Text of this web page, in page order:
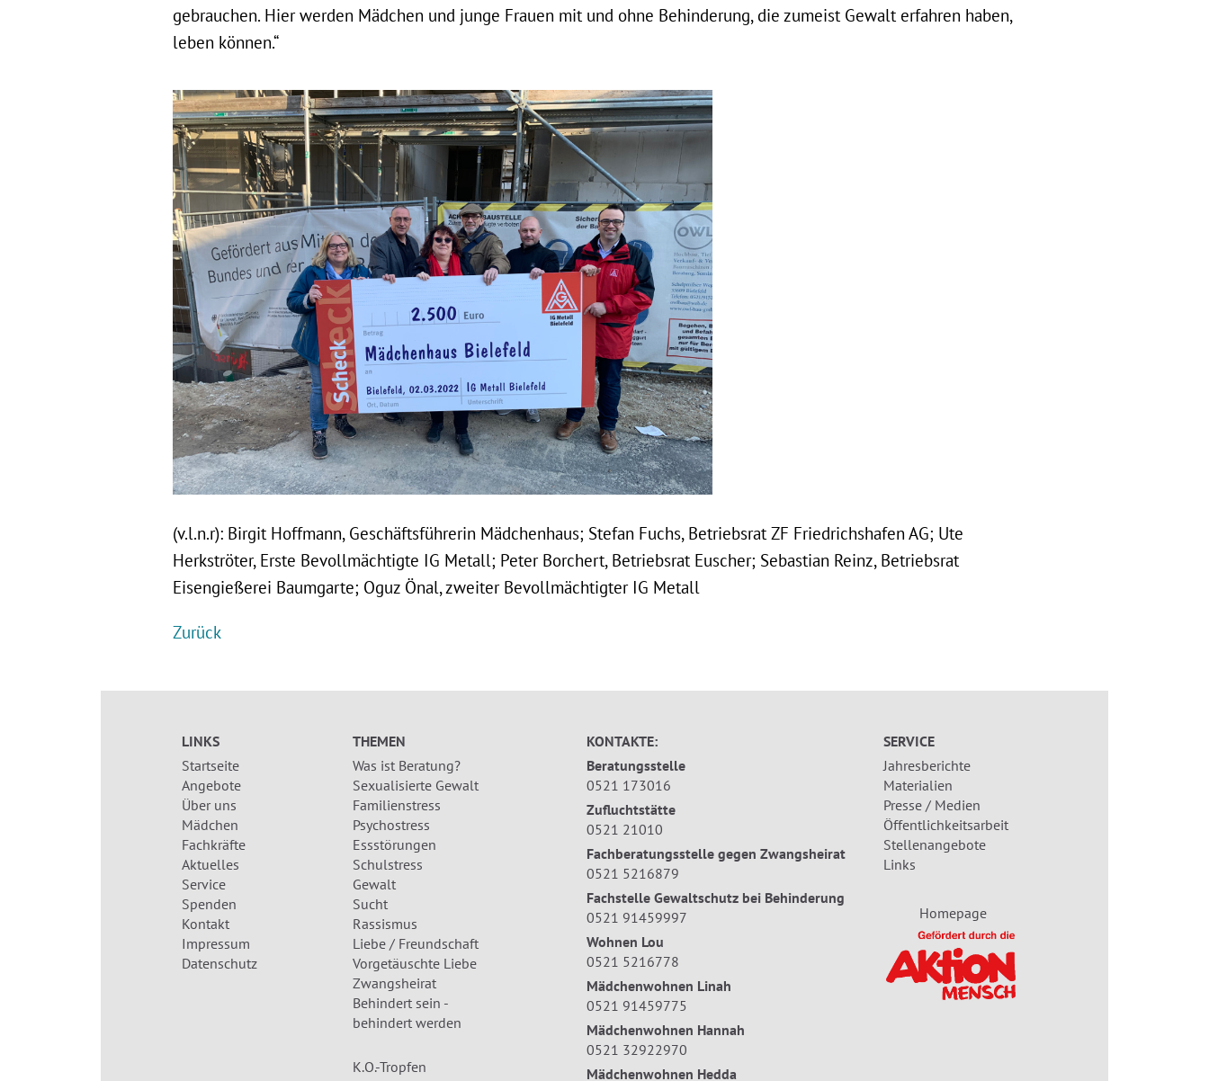
gebrauchen. Hier werden Mädchen und junge Frauen mit und ohne Behinderung, die zumeist Gewalt erfahren haben,
leben können.“
(v.l.n.r): Birgit Hoffmann, Geschäftsführerin Mädchenhaus; Stefan Fuchs, Betriebsrat ZF Friedrichshafen AG; Ute
Herkströter, Erste Bevollmächtigte IG Metall; Peter Borchert, Betriebsrat Euscher; Sebastian Reinz, Betriebsrat
Eisengießerei Baumgarte; Oguz Önal, zweiter Bevollmächtigter IG Metall
Zurück
LINKS
Startseite
Angebote
Über uns
Mädchen
Fachkräfte
Aktuelles
Service
Spenden
Kontakt
Impressum
Datenschutz
THEMEN
Was ist Beratung?
Sexualisierte Gewalt
Familienstress
Psychostress
Essstörungen
Schulstress
Gewalt
Sucht
Rassismus
Liebe / Freundschaft
Vorgetäuschte Liebe
Zwangsheirat
Behindert sein -
behindert werden
K.O.-Tropfen
KONTAKTE:
Beratungsstelle
0521 173016
Zufluchtstätte
0521 21010
Fachberatungsstelle gegen Zwangsheirat
0521 5216879
Fachstelle Gewaltschutz bei Behinderung
0521 91459997
Wohnen Lou
0521 5216778
Mädchenwohnen Linah
0521 91459775
Mädchenwohnen Hannah
0521 32922970
Mädchenwohnen Hedda
SERVICE
Jahresberichte
Materialien
Presse / Medien
Öffentlichkeitsarbeit
Stellenangebote
Links
Homepage